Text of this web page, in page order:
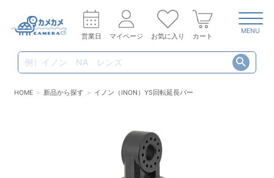
営業日 マイページ お気に入り カート
MENU
HOME 新品から探す イノン（INON）YS回転延長バー